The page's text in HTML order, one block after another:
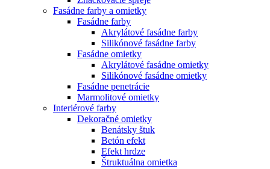
Fasádne farby a omietky
Fasádne farby
Akrylátové fasádne farby
Silikónové fasádne farby
Fasádne omietky
Akrylátové fasádne omietky
Silikónové fasádne omietky
Fasádne penetrácie
Marmolitové omietky
Interiérové farby
Dekoračné omietky
Benátsky štuk
Betón efekt
Efekt hrdze
Štruktuálna omietka